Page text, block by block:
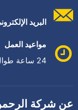
البريد
مواعيد العمل
24 ساعة طوال أيام الأسبوع
عن شركة